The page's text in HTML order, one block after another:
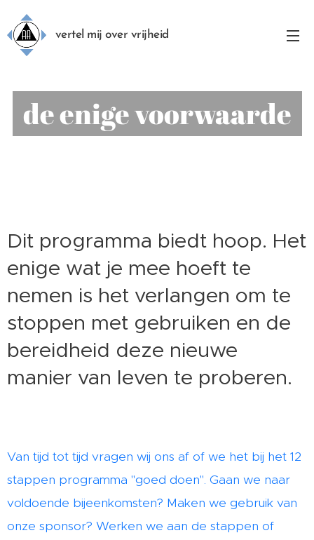
vertel mij over vrijheid
de enige voorwaarde
Dit programma biedt hoop. Het
enige wat je mee hoeft te
nemen is het verlangen om te
stoppen met gebruiken en de
bereidheid deze nieuwe
manier van leven te proberen.
Van tijd tot tijd vragen wij ons af of we het bij het 12
stappen programma "goed doen". Gaan we naar
voldoende bijeenkomsten? Maken we gebruik van
onze sponsor? Werken we aan de stappen of